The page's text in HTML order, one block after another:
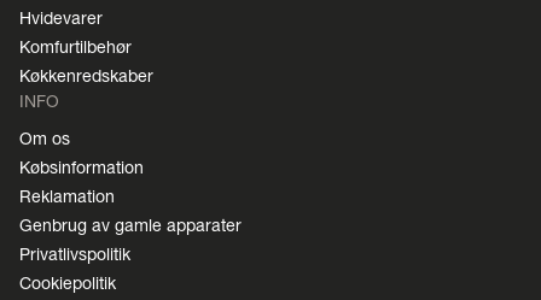
Hvidevarer
Komfurtilbehør
Køkkenredskaber
INFO
Om os
Købsinformation
Reklamation
Genbrug av gamle apparater
Privatlivspolitik
Cookiepolitik